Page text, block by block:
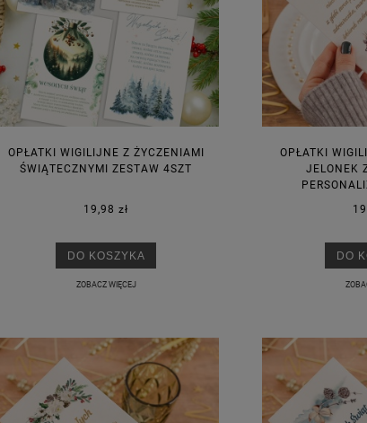
OPŁATKI WIGILIJNE Z ŻYCZENIAMI
ŚWIĄTECZNYMI ZESTAW 4SZT
19,98 zł
DO KOSZYKA
ZOBACZ WIĘCEJ
OPŁATKI
JELONEK
DO